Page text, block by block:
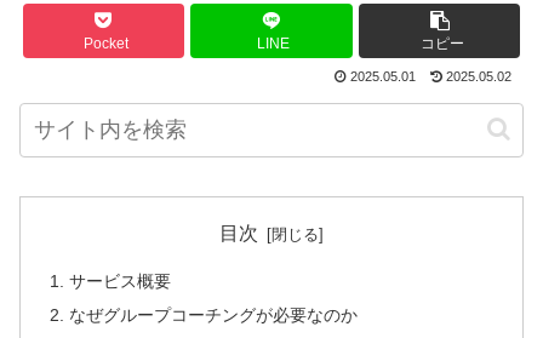
Pocket LINE コピー
2025.05.01 2025.05.02
目次
サービス概要
なぜグループコーチングが必要なのか